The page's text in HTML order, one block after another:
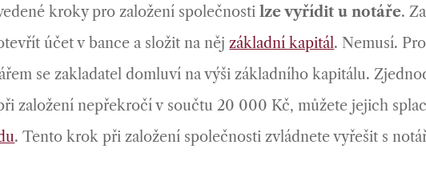
kroky pro založení společnosti lze vyřídit u notáře.
účet v bance a složit na nějzákladní kapitál. Nemusí.
se zakladatel domluví na výši základního kapitálu.
založení nepřekročí v součtu 20 000 Kč, můžete jejich
. Tento krok při založení společnosti zvládnete vyřešit s